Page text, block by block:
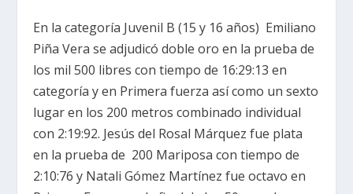
En la categoría Juvenil B (15 y 16 años) Emiliano
Piña Vera se adjudicó doble oro en la prueba de
los mil 500 libres con tiempo de 16:29:13 en
categoría y en Primera fuerza así como un sexto
lugar en los 200 metros combinado individual
con 2:19:92. Jesús del Rosal Márquez fue plata
en la prueba de 200 Mariposa con tiempo de
2:10:76 y Natali Gómez Martínez fue octavo en